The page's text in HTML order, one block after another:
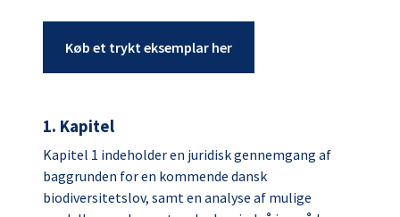
Køb et trykt eksemplar her
1. Kapitel
Kapitel 1 indeholder en juridisk gennemgang af
baggrunden for en kommende dansk
biodiversitetslov, samt en analyse af mulige